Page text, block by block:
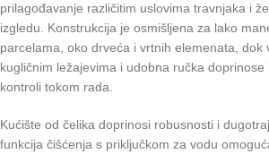
prilagođavanje različitim uslovima travnjaka i
izgledu. Konstrukcija je osmišljena za lako
parcelama, oko drveća i vrtnih elemenata, dok
kugličnim ležajevima i udobna ručka
kontroli tokom rada.
Kućište od čelika doprinosi robusnosti i
funkcija čišćenja s priključkom za vodu